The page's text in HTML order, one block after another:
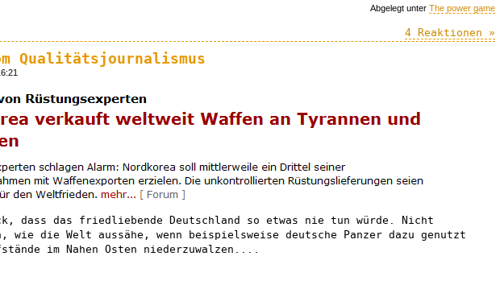
Abgelegt unter The power game
4 Reaktionen »
Qualitätsjournalismus
dass das friedliebende Deutschland so etwas nie tun würde. Nicht
wie die Welt aussähe, wenn beispielsweise deutsche Panzer dazu genutzt
im Nahen Osten niederzuwalzen....